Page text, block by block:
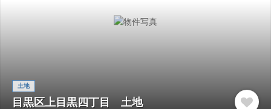
土地
目黒区上目黒四丁目 土地